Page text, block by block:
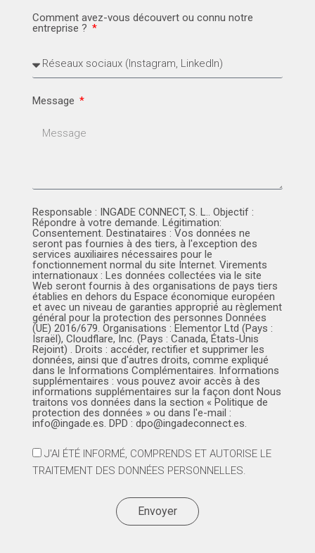
Comment avez-vous découvert ou connu notre
entreprise ?
Message
Responsable : INGADE CONNECT, S. L.. Objectif :
Répondre à votre demande. Légitimation:
Consentement. Destinataires : Vos données ne
seront pas fournies à des tiers, à l'exception des
services auxiliaires nécessaires pour le
fonctionnement normal du site Internet. Virements
internationaux : Les données collectées via le site
Web seront fournis à des organisations de pays tiers
établies en dehors du Espace économique européen
et avec un niveau de garanties approprié au règlement
général pour la protection des personnes Données
(UE) 2016/679. Organisations : Elementor Ltd (Pays :
Israël), Cloudflare, Inc. (Pays : Canada, États-Unis
Rejoint) . Droits : accéder, rectifier et supprimer les
données, ainsi que d'autres droits, comme expliqué
dans le Informations Complémentaires. Informations
supplémentaires : vous pouvez avoir accès à des
informations supplémentaires sur la façon dont Nous
traitons vos données dans la section « Politique de
protection des données » ou dans l'e-mail :
info@ingade.es. DPD : dpo@ingadeconnect.es.
J'AI ÉTÉ INFORMÉ, COMPRENDS ET AUTORISE LE
TRAITEMENT DES DONNÉES PERSONNELLES.
Envoyer